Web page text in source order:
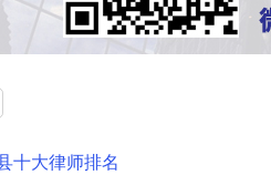
十大律师排名